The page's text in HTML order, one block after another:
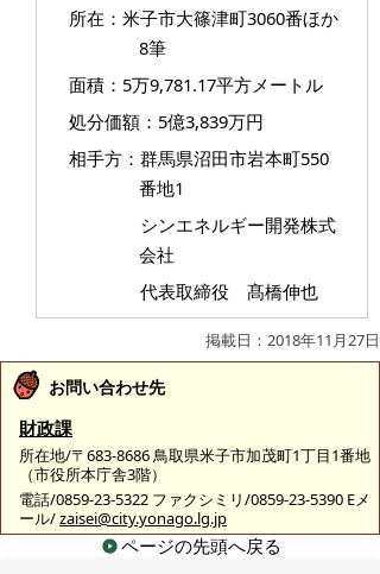
所在：米子市大篠津町3060番ほか
8筆
面積：5万9,781.17平方メートル
処分価額：5億3,839万円
相手方：群馬県沼田市岩本町550
番地1
シンエネルギー開発株式
会社
代表取締役 髙橋伸也
掲載日：2018年11月27日
お問い合わせ先
財政課
所在地/〒683-8686 鳥取県米子市加茂町1丁目1番地
（市役所本庁舎3階）
電話/0859-23-5322 ファクシミリ/0859-23-5390 Eメ
ール/zaisei@city.yonago.lg.jp
ページの先頭へ戻る